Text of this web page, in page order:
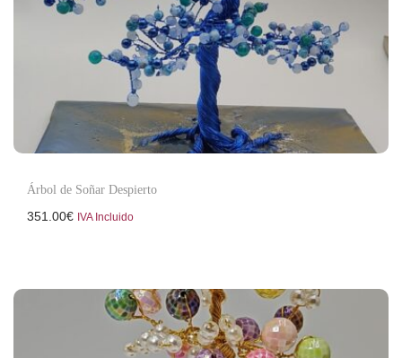
Árbol de Soñar Despierto
351.00€ IVA Incluido